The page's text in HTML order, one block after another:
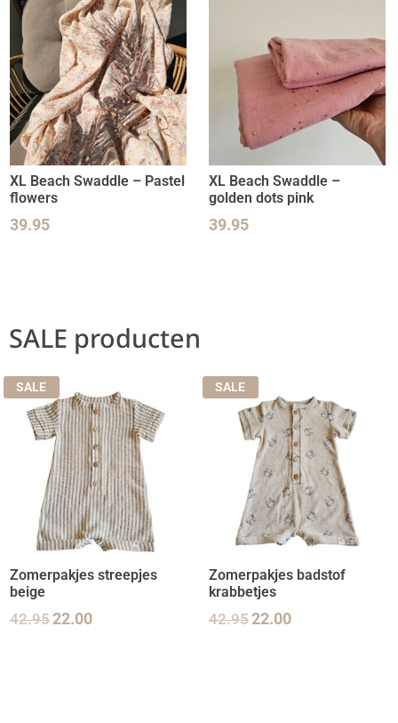
XL Beach Swaddle – Pastel
flowers
39.95
XL Beach Swaddle –
golden dots pink
39.95
SALE producten
SALE
Zomerpakjes streepjes
beige
42.9522.00
SALE
Zomerpakjes badstof
krabbetjes
42.9522.00